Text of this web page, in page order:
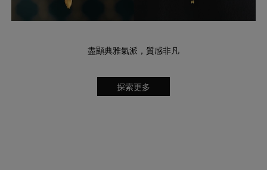
盡顯典雅氣派，質感非凡
探索更多